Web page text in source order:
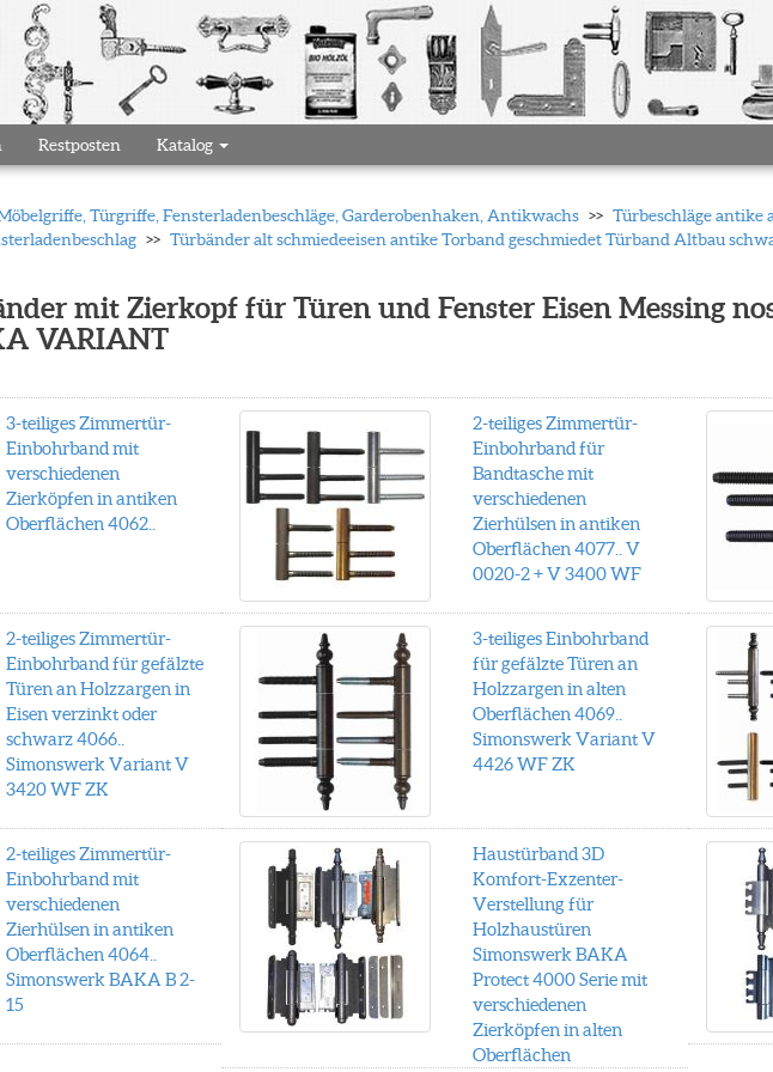
Restposten Katalog
Türgriffe, Fensterladenbeschläge, Garderobenhaken, Antikwachs
Türbeschläge antike
Türbänder alt schmiedeeisen antike Torband geschmiedet Türband Altbau
mit Zierkopf für Türen und Fenster Eisen Messing
VARIANT
3-teiliges Zimmertür-
Einbohrband mit
verschiedenen
Zierköpfen in antiken
Oberflächen 4062..
2-teiliges Zimmertür-
Einbohrband für
Bandtasche mit
verschiedenen
Zierhülsen in antiken
Oberflächen 4077.. V
0020-2 + V 3400 WF
2-teiliges Zimmertür-
Einbohrband für gefälzte
Türen an Holzzargen in
Eisen verzinkt oder
schwarz 4066..
Simonswerk Variant V
3420 WF ZK
3-teiliges Einbohrband
für gefälzte Türen an
Holzzargen in alten
Oberflächen 4069..
Simonswerk Variant V
4426 WF ZK
2-teiliges Zimmertür-
Einbohrband mit
verschiedenen
Zierhülsen in antiken
Oberflächen 4064..
Simonswerk BAKA B 2-
15
Haustürband 3D
Komfort-Exzenter-
Verstellung für
Holzhaustüren
Simonswerk BAKA
Protect 4000 Serie mit
verschiedenen
Zierköpfen in alten
Oberflächen